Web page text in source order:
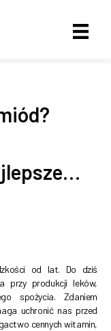
od lat. Do dziś
przy produkcji leków,
spożycia. Zdaniem
uchronić nas przed
cennych witamin,